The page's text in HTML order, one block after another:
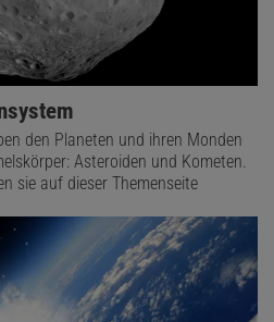
den Planeten und ihren Monden
Asteroiden und Kometen.
sie auf dieser Themenseite